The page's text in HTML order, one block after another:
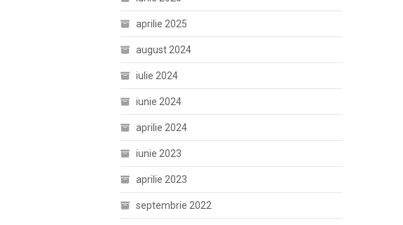
aprilie 2025
august 2024
iulie 2024
iunie 2024
aprilie 2024
iunie 2023
aprilie 2023
septembrie 2022